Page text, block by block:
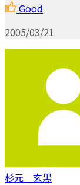
Good
2005/03/21
杉元 玄黒